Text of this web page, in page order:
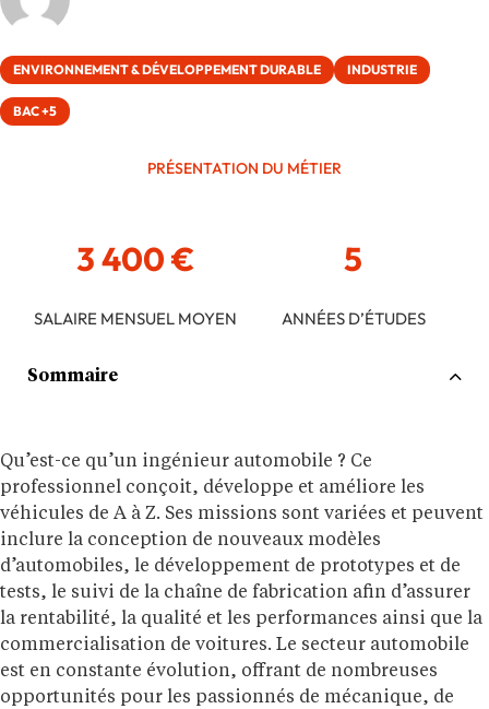
Qu’est-ce qu’un ingénieur automobile ? Ce
professionnel conçoit, développe et améliore les
véhicules de A à Z. Ses missions sont variées et peuvent
inclure la conception de nouveaux modèles
d’automobiles, le développement de prototypes et de
tests, le suivi de la chaîne de fabrication afin d’assurer
la rentabilité, la qualité et les performances ainsi que la
commercialisation de voitures. Le secteur automobile
est en constante évolution, offrant de nombreuses
opportunités pour les passionnés de mécanique, de
ENVIRONNEMENT & DÉVELOPPEMENT DURABLE INDUSTRIE
BAC +5
PRÉSENTATION DU MÉTIER
3 400 €
SALAIRE MENSUEL MOYEN
5
ANNÉES D’ÉTUDES
Sommaire